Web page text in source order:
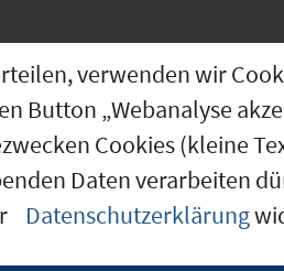
/ Produktion, Laborflächen /
verwenden wir
Button „Webanalyse
Cookies (kleine
Daten verarbeiten
Datenschutzerklärung